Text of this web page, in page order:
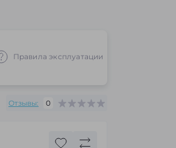
Правила эксплуатации
Отзывы: 0